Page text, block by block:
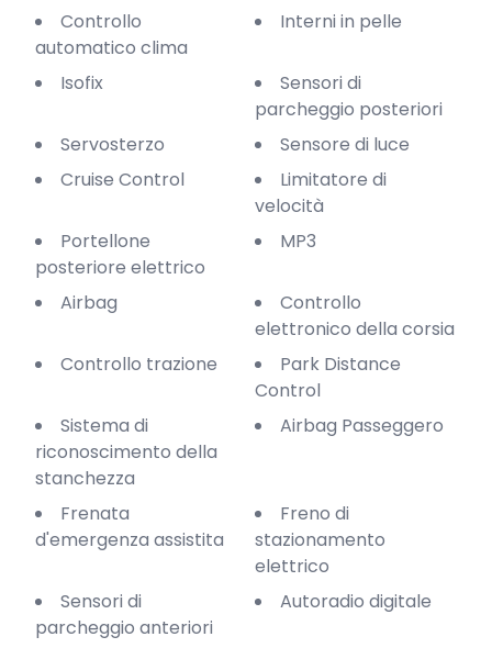
Controllo
automatico clima
Interni in pelle
Isofix
Sensori di
parcheggio posteriori
Servosterzo
Sensore di luce
Cruise Control
Limitatore di
velocità
Portellone
posteriore elettrico
MP3
Airbag
Controllo
elettronico della corsia
Controllo trazione
Park Distance
Control
Sistema di
riconoscimento della
stanchezza
Airbag Passeggero
Frenata
d'emergenza assistita
Freno di
stazionamento
elettrico
Sensori di
parcheggio anteriori
Autoradio digitale